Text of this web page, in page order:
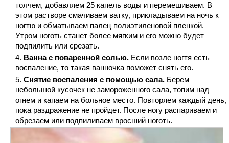
толчем, добавляем 25 капель воды и перемешиваем. В
этом растворе смачиваем ватку, прикладываем на ночь к
ногтю и обматываем палец полиэтиленовой пленкой.
Утром ноготь станет более мягким и его можно будет
подпилить или срезать.
Ванна с поваренной солью. Если возле ногтя есть
воспаление, то такая ванночка поможет снять его.
Снятие воспаления с помощью сала. Берем
небольшой кусочек не замороженного сала, топим над
огнем и капаем на больное место. Повторяем каждый день,
пока раздражение не пройдет. После ногу распариваем и
обрезаем или подпиливаем вросший ноготь.